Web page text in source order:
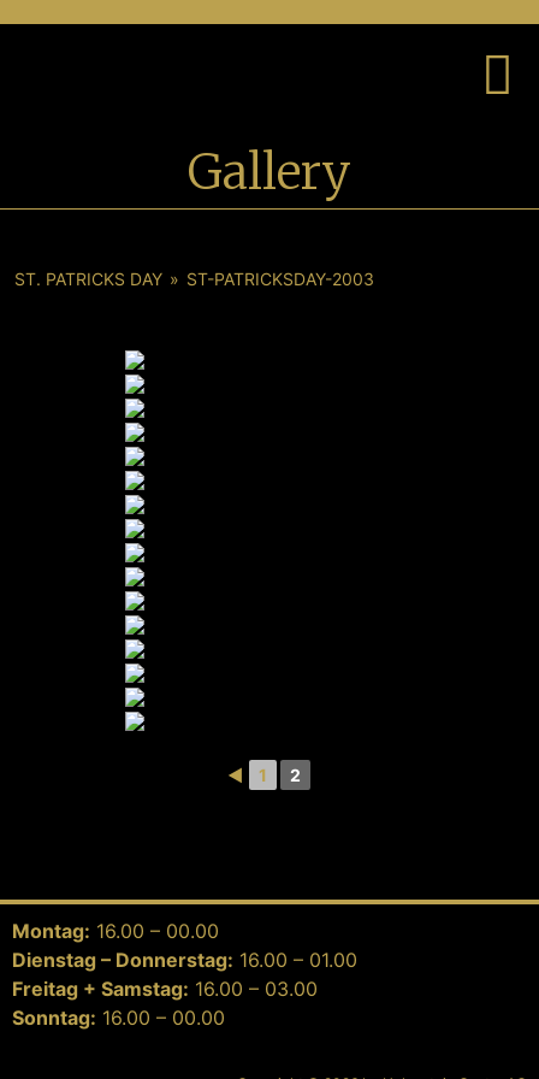
Gallery
ST. PATRICKS DAY » ST-PATRICKSDAY-2003
◄ 1 2
Montag: 16.00 – 00.00
Dienstag – Donnerstag: 16.00 – 01.00
Freitag + Samstag: 16.00 – 03.00
Sonntag: 16.00 – 00.00